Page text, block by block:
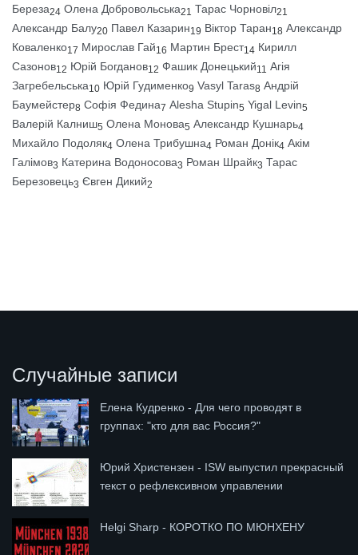
Береза24 Олена Добровольська21 Тарас Чорновіл21
Александр Балу20 Павел Казарин19 Віктор Таран18 Александр
Коваленко17 Мирослав Гай16 Мартин Брест14 Кирилл
Сазонов12 Юрій Богданов12 Фашик Донецький11 Агія
Загребельська10 Юрій Гудименко9 Vasyl Taras8 Андрій
Баумейстер8 Софія Федина7 Alesha Stupin5 Yigal Levin5
Валерій Калниш5 Олена Монова5 Александр Кушнарь4
Михайло Подоляк4 Олена Трибушна4 Роман Донік4 Акім
Галімов3 Катерина Водоносова3 Роман Шрайк3 Тарас
Березовець3 Євген Дикий2
Случайные записи
Елена Кудренко - Для чего проводят в
группах: "кто для вас Россия?"
Юрий Христензен - ISW выпустил прекрасный
текст о рефлексивном управлении
Helgi Sharp - КОРОТКО ПО МЮНХЕНУ